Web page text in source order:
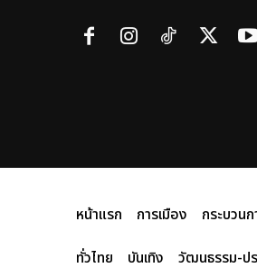
หน้าแรก การเมือง กระบวน
ทั่วไทย
บันเทิง วัฒนธรรม-ป